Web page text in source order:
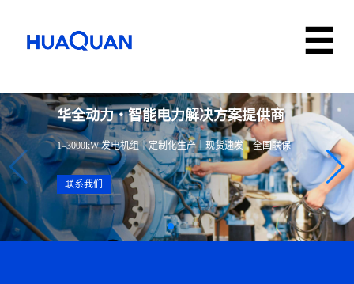
发电机组制造商
专营开式发动机组、静音发电机组、移动式发电机组
联系我们